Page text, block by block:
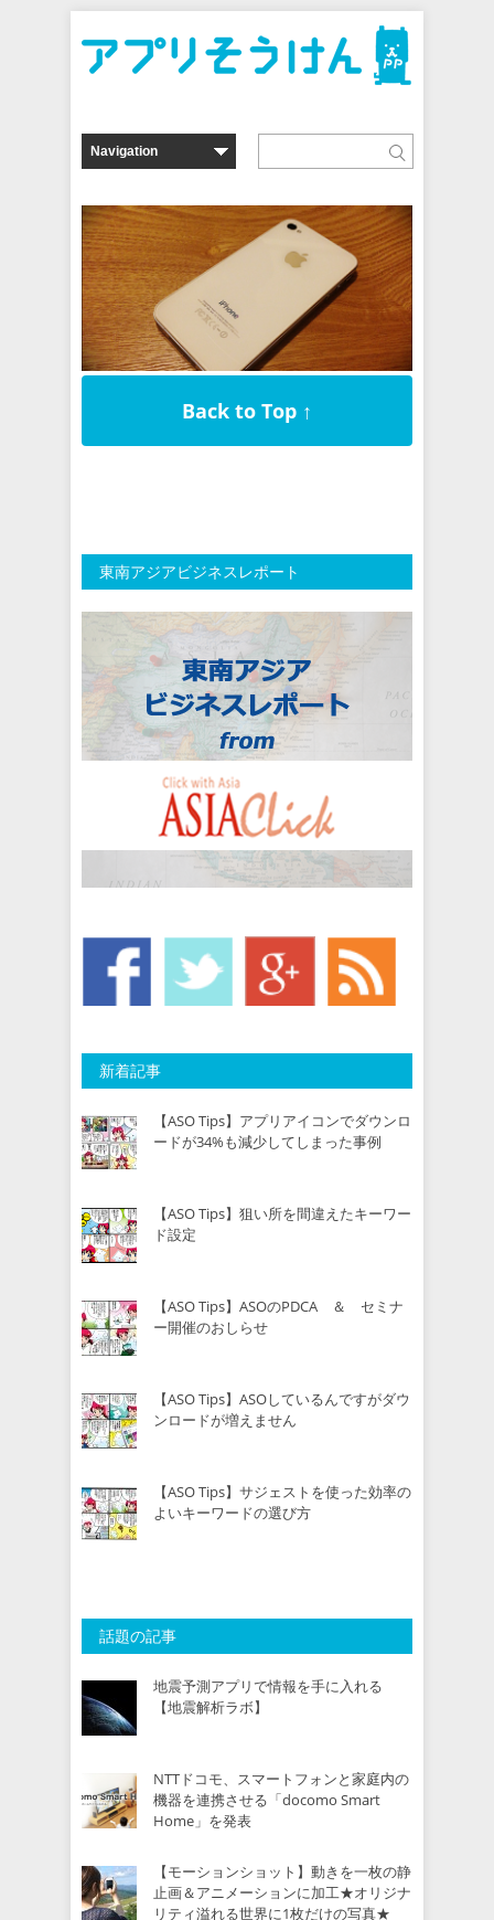
Back to Top ↑
東南アジアビジネスレポート
新着記事
【ASO Tips】アプリアイコンでダウンロ
ードが34%も減少してしまった事例
【ASO Tips】狙い所を間違えたキーワー
ド設定
【ASO Tips】ASOのPDCA ＆ セミナ
ー開催のおしらせ
【ASO Tips】ASOしているんですがダウ
ンロードが増えません
【ASO Tips】サジェストを使った効率の
よいキーワードの選び方
話題の記事
地震予測アプリで情報を手に入れる
【地震解析ラボ】
NTTドコモ、スマートフォンと家庭内の
機器を連携させる「docomo Smart
Home」を発表
【モーションショット】動きを一枚の静
止画＆アニメーションに加工★オリジナ
リティ溢れる世界に1枚だけの写真★